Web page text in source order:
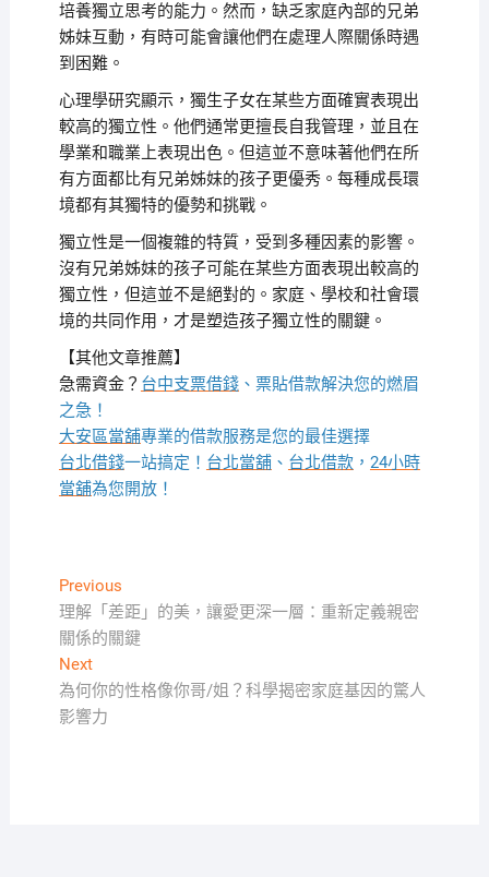
培養獨立思考的能力。然而，缺乏家庭內部的兄弟
姊妹互動，有時可能會讓他們在處理人際關係時遇
到困難。
心理學研究顯示，獨生子女在某些方面確實表現出
較高的獨立性。他們通常更擅長自我管理，並且在
學業和職業上表現出色。但這並不意味著他們在所
有方面都比有兄弟姊妹的孩子更優秀。每種成長環
境都有其獨特的優勢和挑戰。
獨立性是一個複雜的特質，受到多種因素的影響。
沒有兄弟姊妹的孩子可能在某些方面表現出較高的
獨立性，但這並不是絕對的。家庭、學校和社會環
境的共同作用，才是塑造孩子獨立性的關鍵。
【其他文章推薦】
急需資金？ 台中支票借錢、票貼借款解決您的燃眉
之急！
大安區當舖專業的借款服務是您的最佳選擇
台北借錢一站搞定！ 台北當舖、 台北借款， 24小時
當舖為您開放！
文
章
導
覽
PreviousPrevious
post:
理解「差距」的美，讓愛更深一層：重新定義親密
關係的關鍵
NextNext
post:
為何你的性格像你哥/姐？科學揭密家庭基因的驚人
影響力